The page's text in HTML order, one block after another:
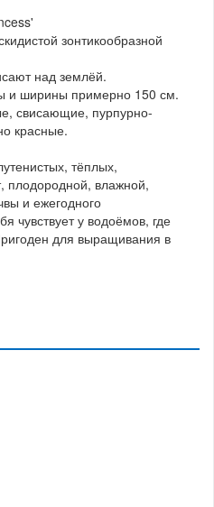
зонтикообразной
над землёй.
и ширины примерно 150 см.
свисающие, пурпурно-
красные.
тёплых,
плодородной, влажной,
и ежегодного
чувствует у водоёмов, где
для выращивания в